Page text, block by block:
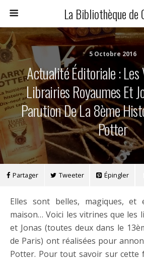
La Bibliothèque de
5 Octobre 2016
Actualité Éditoriale :
Librairies Royaumes Et
Parution De La 8ème
Potter
Partager Tweeter Épingler
Elles sont belles, magiques, et
maison… Voici les vitrines que les
et Jonas (toutes deux dans le
de Paris) ont réalisées pour
Potter. Pour tout savoir sur cette